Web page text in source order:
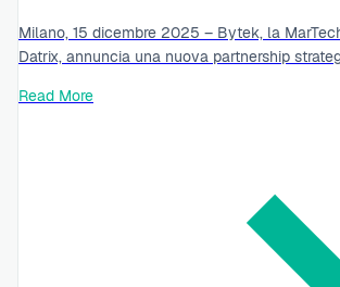
Milano, 15 dicembre 2025 – Bytek, la
Datrix, annuncia una nuova partnership
Read More